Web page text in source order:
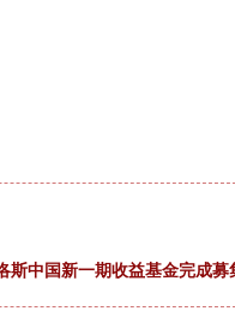
斯中国新一期收益基金完成